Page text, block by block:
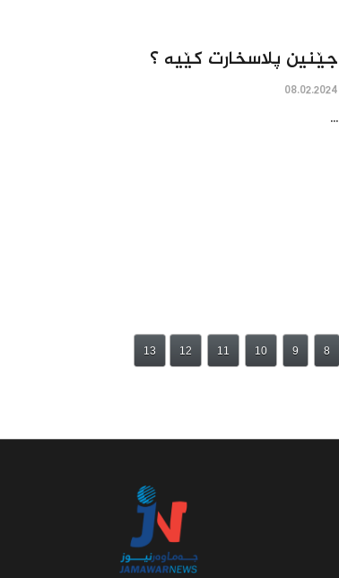
جێنین پلاسخارت کێیه‌ ؟
08.02.2024
...
8
9
10
11
12
13